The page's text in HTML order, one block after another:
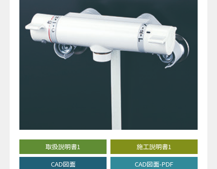
取扱説明書1
施工説明書1
CAD図面
CAD図面-PDF